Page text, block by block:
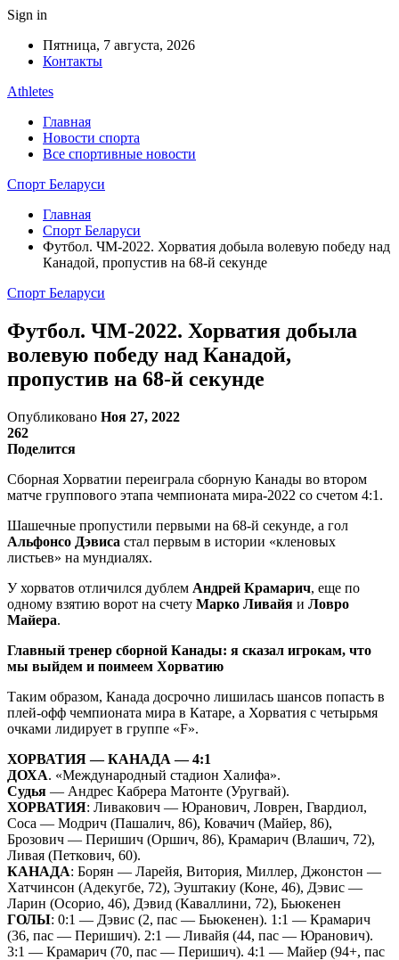
Sign in
Пятница, 7 августа, 2026
Контакты
Athletes
Главная
Новости спорта
Все спортивные новости
Спорт Беларуси
Главная
Спорт Беларуси
Футбол. ЧМ-2022. Хорватия добыла волевую победу над
Канадой, пропустив на 68-й секунде
Спорт Беларуси
Футбол. ЧМ-2022. Хорватия добыла
волевую победу над Канадой,
пропустив на 68-й секунде
Опубликовано Ноя 27, 2022
262
Поделится
Сборная Хорватии переиграла сборную Канады во втором
матче группового этапа чемпионата мира-2022 со счетом 4:1.
Шашечные пропустили первыми на 68-й секунде, а гол
Альфонсо Дэвиса стал первым в истории «кленовых
листьев» на мундиалях.
У хорватов отличился дублем Андрей Крамарич, еще по
одному взятию ворот на счету Марко Ливайя и Ловро
Майера.
Главный тренер сборной Канады: я сказал игрокам, что
мы выйдем и поимеем Хорватию
Таким образом, Канада досрочно лишилась шансов попасть в
плей-офф чемпионата мира в Катаре, а Хорватия с четырьмя
очками лидирует в группе «F».
ХОРВАТИЯ — КАНАДА — 4:1
ДОХА. «Международный стадион Халифа».
Судья — Андрес Кабрера Матонте (Уругвай).
ХОРВАТИЯ: Ливакович — Юранович, Ловрен, Гвардиол,
Соса — Модрич (Пашалич, 86), Ковачич (Майер, 86),
Брозович — Перишич (Оршич, 86), Крамарич (Влашич, 72),
Ливая (Петкович, 60).
КАНАДА: Борян — Ларейя, Витория, Миллер, Джонстон —
Хатчинсон (Адекугбе, 72), Эуштакиу (Коне, 46), Дэвис —
Ларин (Осорио, 46), Дэвид (Каваллини, 72), Бьюкенен
ГОЛЫ: 0:1 — Дэвис (2, пас — Бьюкенен). 1:1 — Крамарич
(36, пас — Перишич). 2:1 — Ливайя (44, пас — Юранович).
3:1 — Крамарич (70, пас — Перишич). 4:1 — Майер (94+, пас